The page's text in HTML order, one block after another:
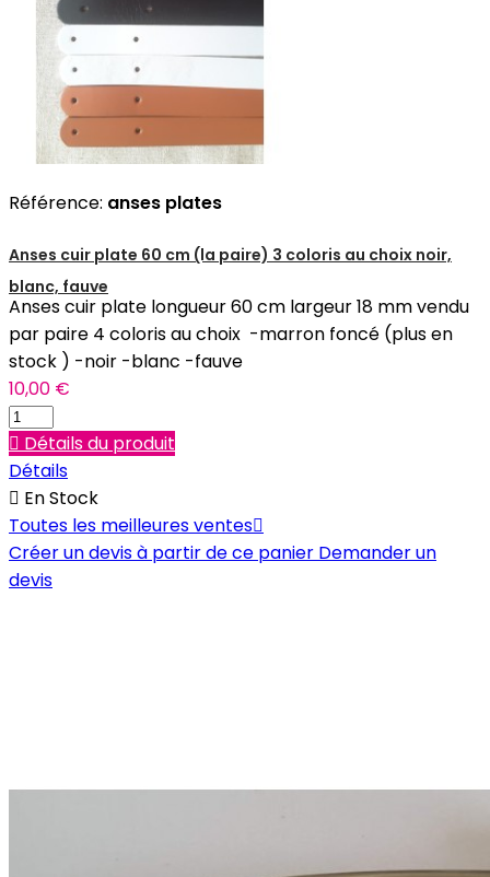
Référence: anses plates
Anses cuir plate 60 cm (la paire) 3 coloris au choix noir,
blanc, fauve
Anses cuir plate longueur 60 cm largeur 18 mm vendu
par paire 4 coloris au choix -marron foncé (plus en
stock ) -noir -blanc -fauve
10,00 €
 Détails du produit
Détails
 En Stock
Toutes les meilleures ventes
Créer un devis à partir de ce panier Demander un
devis